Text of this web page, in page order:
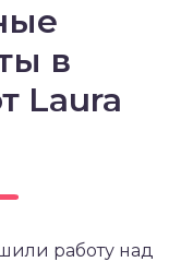
в
Laura
работу над